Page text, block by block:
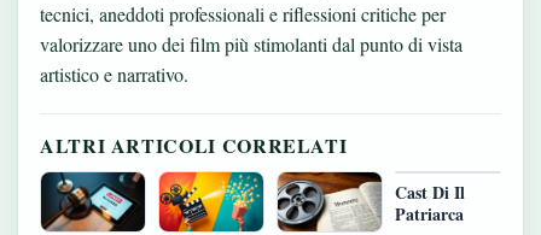
tecnici, aneddoti professionali e riflessioni critiche per
valorizzare uno dei film più stimolanti dal punto di vista
artistico e narrativo.
ALTRI ARTICOLI CORRELATI
Cast Di Il
Patriarca